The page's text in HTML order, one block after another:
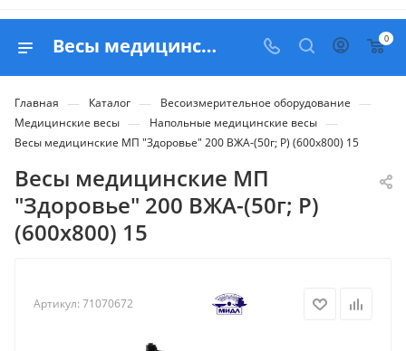
Весы медицинские МП "Здоровье" 200 ВЖА-(50г; Р) (600х800) 15 - купить в Белапекс 0
Главная — Каталог — Весоизмерительное оборудование —
Медицинские весы — Напольные медицинские весы —
Весы медицинские МП "Здоровье" 200 ВЖА-(50г; Р) (600х800) 15
Весы медицинские МП
"Здоровье" 200 ВЖА-(50г; Р)
(600х800) 15
Артикул: 71070672